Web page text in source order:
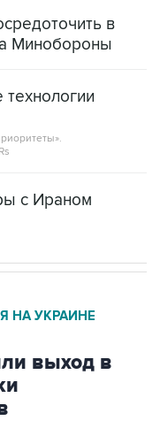
в
Минобороны
с Ираном
НА УКРАИНЕ
выход в